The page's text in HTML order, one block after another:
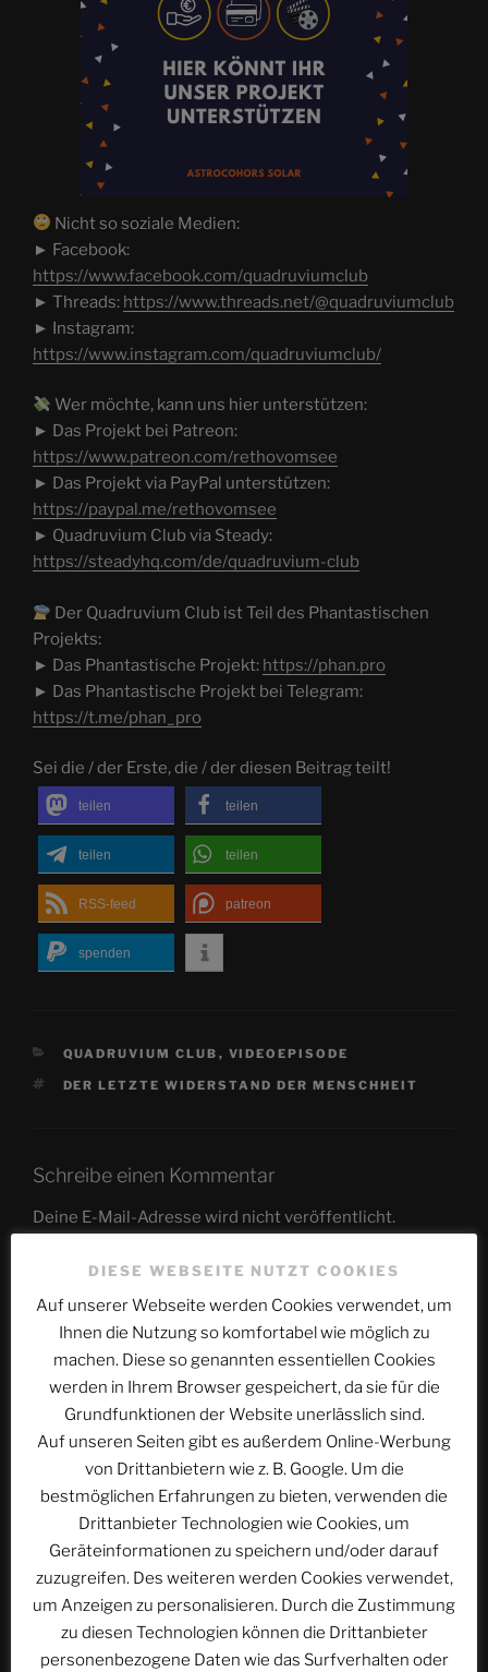
Nicht so soziale Medien:
► Facebook:
https://www.facebook.com/quadruviumclub
► Threads: https://www.threads.net/@quadruviumclub
► Instagram:
https://www.instagram.com/quadruviumclub/
Wer möchte, kann uns hier unterstützen:
► Das Projekt bei Patreon:
https://www.patreon.com/rethovomsee
► Das Projekt via PayPal unterstützen:
https://paypal.me/rethovomsee
► Quadruvium Club via Steady:
https://steadyhq.com/de/quadruvium-club
Der Quadruvium Club ist Teil des Phantastischen
Projekts:
► Das Phantastische Projekt: https://phan.pro
► Das Phantastische Projekt bei Telegram:
https://t.me/phan_pro
Sei die / der Erste, die / der diesen Beitrag teilt!
teilen teilen
teilen teilen
RSS-feed patreon
spenden
KATEGORIEN
QUADRUVIUM CLUB , VIDEOEPISODE
SCHLAGWÖRTER
DER LETZTE WIDERSTAND DER MENSCHHEIT
Schreibe einen Kommentar
Deine E-Mail-Adresse wird nicht veröffentlicht.
Kommentar *
Name*
DIESE WEBSEITE NUTZT COOKIES
Auf unserer Webseite werden Cookies verwendet, um
Ihnen die Nutzung so komfortabel wie möglich zu
machen. Diese so genannten essentiellen Cookies
werden in Ihrem Browser gespeichert, da sie für die
Grundfunktionen der Website unerlässlich sind.
Auf unseren Seiten gibt es außerdem Online-Werbung
von Drittanbietern wie z. B. Google. Um die
bestmöglichen Erfahrungen zu bieten, verwenden die
Drittanbieter Technologien wie Cookies, um
Geräteinformationen zu speichern und/oder darauf
zuzugreifen. Des weiteren werden Cookies verwendet,
um Anzeigen zu personalisieren. Durch die Zustimmung
zu diesen Technologien können die Drittanbieter
personenbezogene Daten wie das Surfverhalten oder